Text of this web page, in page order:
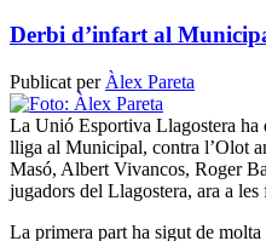
Derbi d’infart al
Publicat per Àlex Pareta
La Unió Esportiva Llagostera ha
lliga al Municipal, contra l’Olot
Masó, Albert Vivancos, Roger
jugadors del Llagostera, ara a
La primera part ha sigut de